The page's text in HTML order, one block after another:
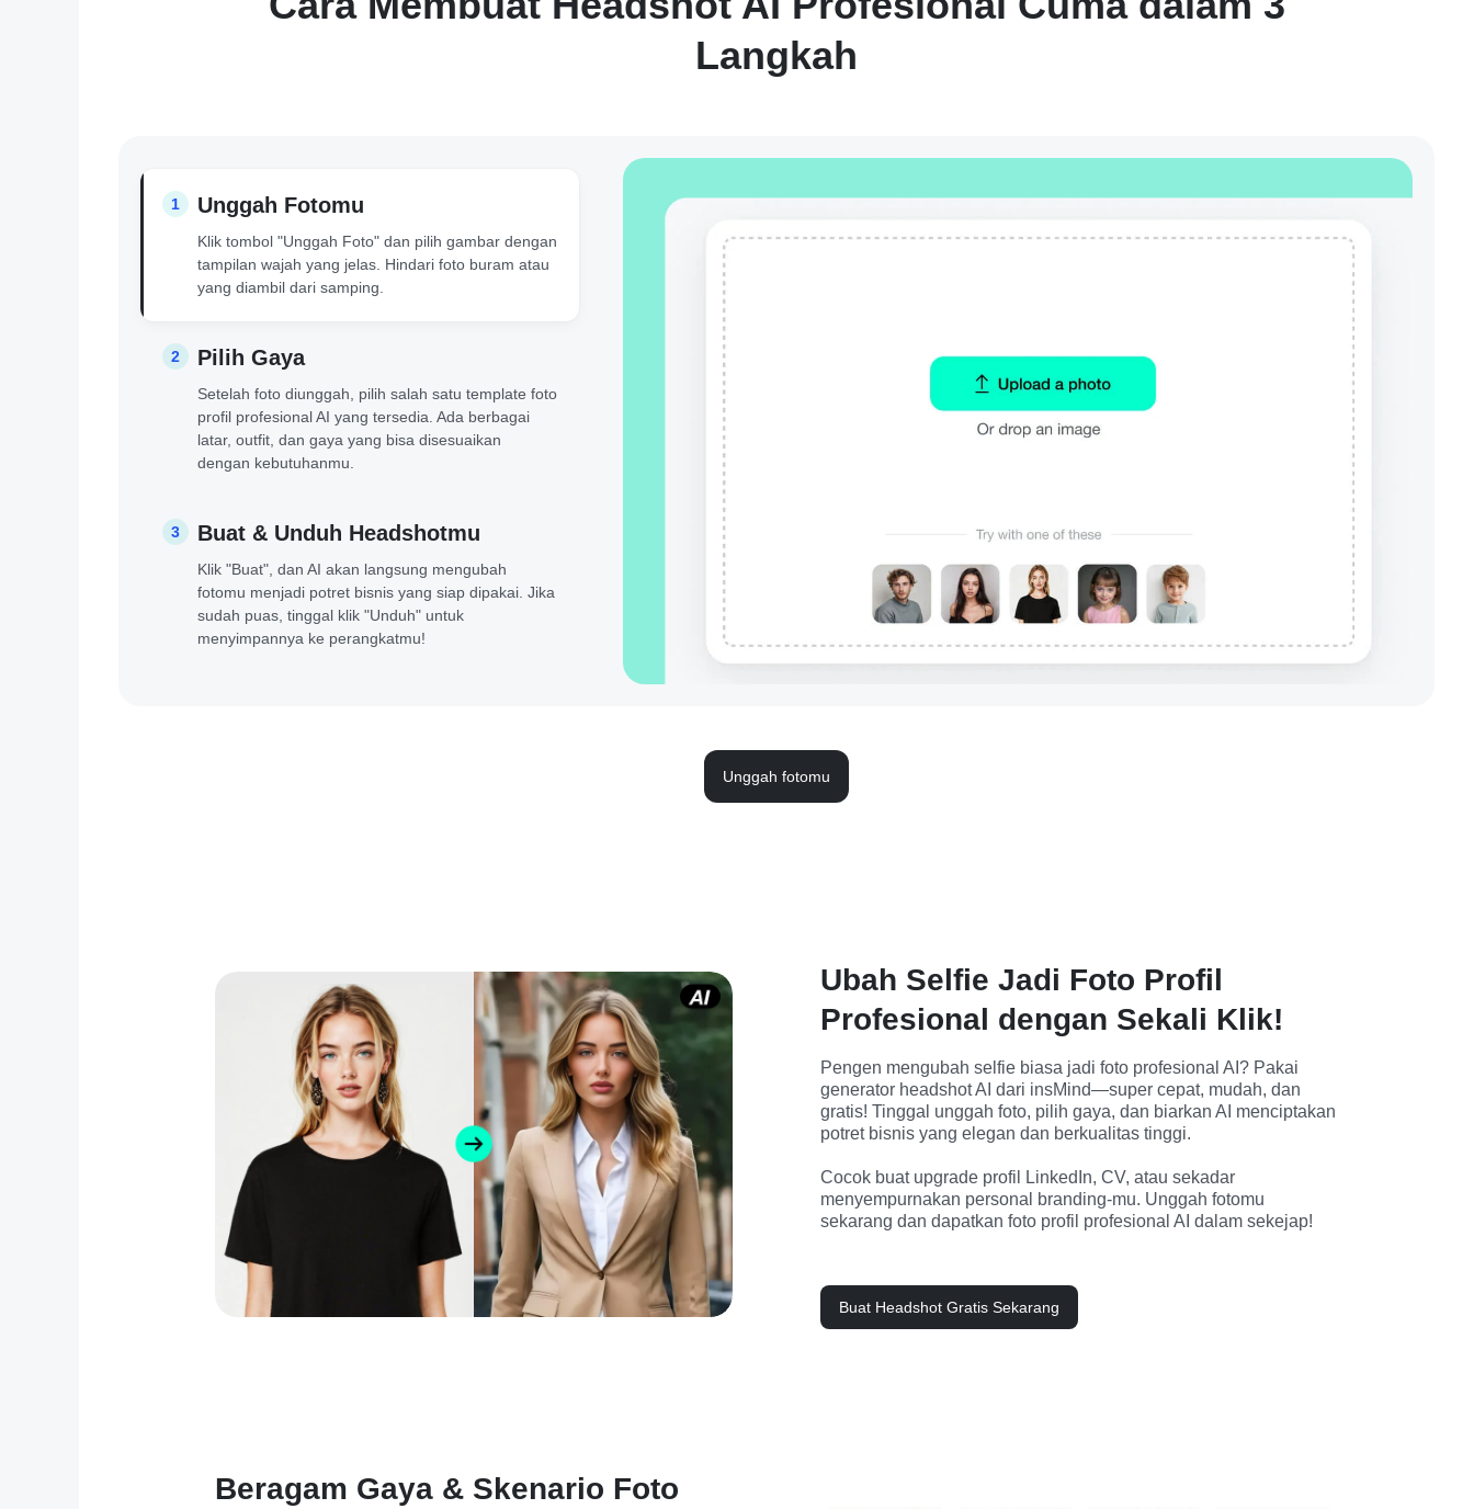
Langkah
1 Unggah Fotomu
Klik tombol "Unggah Foto" dan pilih gambar dengan
tampilan wajah yang jelas. Hindari foto buram atau
yang diambil dari samping.
2 Pilih Gaya
Setelah foto diunggah, pilih salah satu template foto
profil profesional AI yang tersedia. Ada berbagai
latar, outfit, dan gaya yang bisa disesuaikan
dengan kebutuhanmu.
3 Buat & Unduh Headshotmu
Klik "Buat", dan AI akan langsung mengubah
fotomu menjadi potret bisnis yang siap dipakai. Jika
sudah puas, tinggal klik "Unduh" untuk
menyimpannya ke perangkatmu!
Unggah fotomu
Ubah Selfie Jadi Foto Profil
Profesional dengan Sekali Klik!
Pengen mengubah selfie biasa jadi foto profesional AI? Pakai
generator headshot AI dari insMind—super cepat, mudah, dan
gratis! Tinggal unggah foto, pilih gaya, dan biarkan AI menciptakan
potret bisnis yang elegan dan berkualitas tinggi.
Cocok buat upgrade profil LinkedIn, CV, atau sekadar
menyempurnakan personal branding-mu. Unggah fotomu
sekarang dan dapatkan foto profil profesional AI dalam sekejap!
Buat Headshot Gratis Sekarang
Beragam Gaya & Skenario Foto